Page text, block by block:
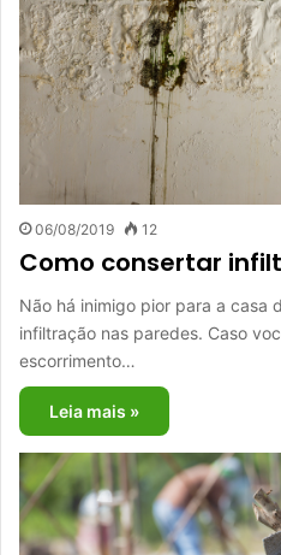
06/08/2019 12
Como consertar
Não há inimigo pior para a casa
infiltração nas paredes. Caso
escorrimento…
Leia mais »